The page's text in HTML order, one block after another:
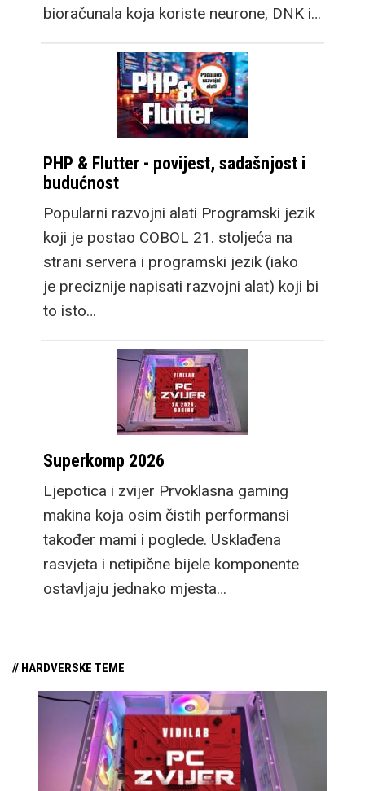
bioračunala koja koriste neurone, DNK i…
PHP & Flutter - povijest, sadašnjost i
budućnost
Popularni razvojni alati Programski jezik
koji je postao COBOL 21. stoljeća na
strani servera i programski jezik (iako
je preciznije napisati razvojni alat) koji bi
to isto…
Superkomp 2026
Ljepotica i zvijer Prvoklasna gaming
makina koja osim čistih performansi
također mami i poglede. Usklađena
rasvjeta i netipične bijele komponente
ostavljaju jednako mjesta…
// HARDVERSKE TEME